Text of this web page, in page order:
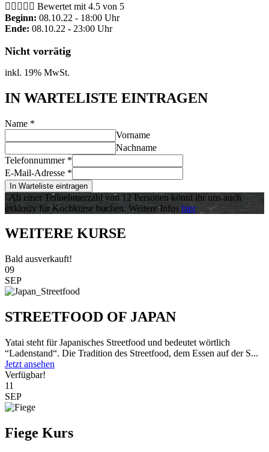
     Bewertet mit 4.5 von 5
Beginn: 08.10.22 - 18:00 Uhr
Ende: 08.10.22 - 23:00 Uhr
Nicht vorrätig
inkl. 19% MwSt.
IN WARTELISTE EINTRAGEN
Name *
Vorname
Nachname
Telefonnummer *
E-Mail-Adresse *
In Warteliste eintragen
Ab einer Teilnehmerzahl von 12 Personen könnt ihr uns auch
exklusiv für Kochkurse buchen. Weitere Infos hier
WEITERE KURSE
Bald ausverkauft!
09
SEP
STREETFOOD OF JAPAN
Yatai steht für Japanisches Streetfood und bedeutet wörtlich
“Ladenstand“. Die Tradition des Streetfood, dem Essen auf der S...
Jetzt ansehen
Verfügbar!
11
SEP
Fiege Kurs